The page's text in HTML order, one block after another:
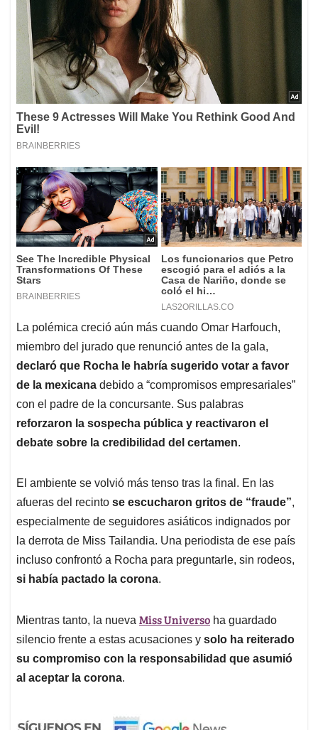
La polémica creció aún más cuando Omar Harfouch,
miembro del jurado que renunció antes de la gala,
declaró que Rocha le habría sugerido votar a favor
de la mexicana debido a “compromisos empresariales”
con el padre de la concursante. Sus palabras
reforzaron la sospecha pública y reactivaron el
debate sobre la credibilidad del certamen.
El ambiente se volvió más tenso tras la final. En las
afueras del recinto se escucharon gritos de “fraude”,
especialmente de seguidores asiáticos indignados por
la derrota de Miss Tailandia. Una periodista de ese país
incluso confrontó a Rocha para preguntarle, sin rodeos,
si había pactado la corona.
Mientras tanto, la nueva Miss Universo ha guardado
silencio frente a estas acusaciones y solo ha reiterado
su compromiso con la responsabilidad que asumió
al aceptar la corona.